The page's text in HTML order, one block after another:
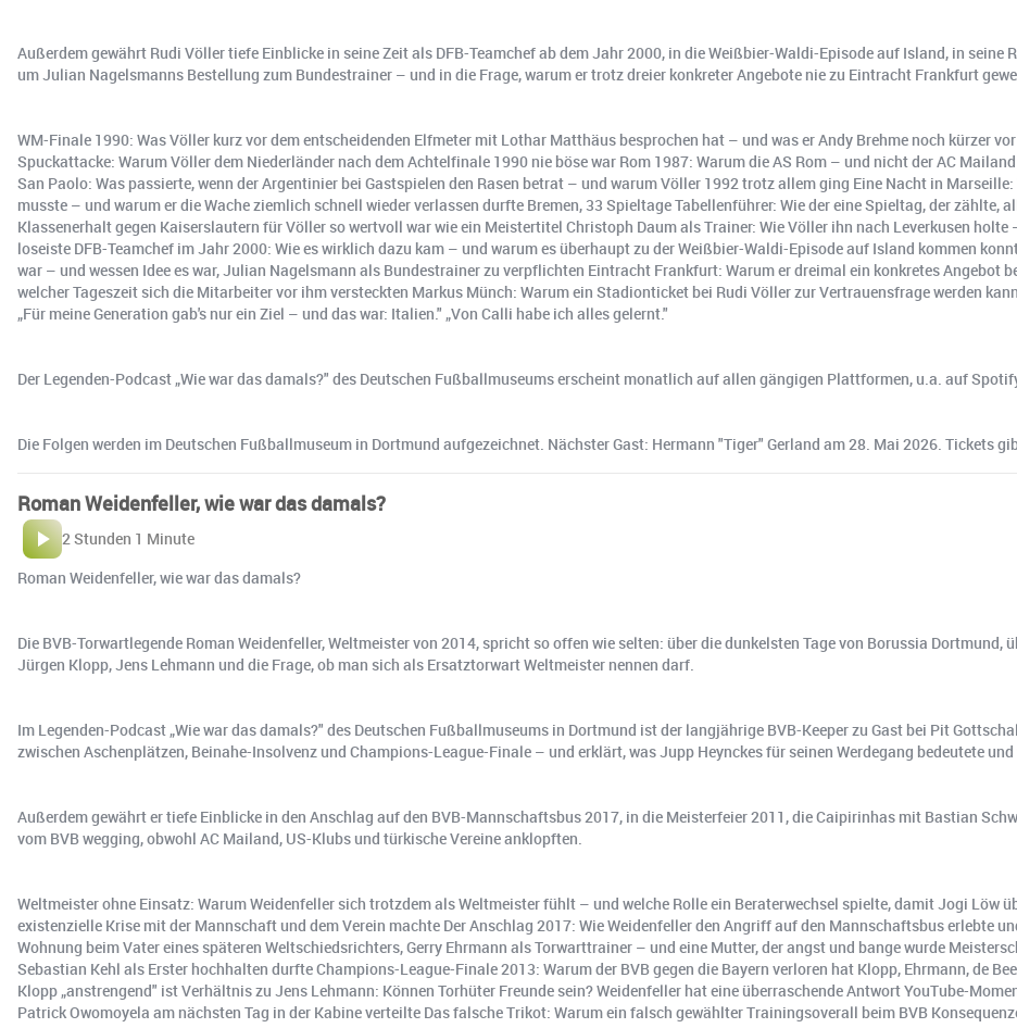
Außerdem gewährt Rudi Völler tiefe Einblicke in seine Zeit als DFB-Teamchef ab dem Jahr 2000, in die Weißbier-Waldi-Episode auf Island, in
um Julian Nagelsmanns Bestellung zum Bundestrainer – und in die Frage, warum er trotz dreier konkreter Angebote nie zu Eintracht Frankfurt
WM-Finale 1990: Was Völler kurz vor dem entscheidenden Elfmeter mit Lothar Matthäus besprochen hat – und was er Andy Brehme noch kürzer
Spuckattacke: Warum Völler dem Niederländer nach dem Achtelfinale 1990 nie böse war Rom 1987: Warum die AS Rom – und nicht der AC
San Paolo: Was passierte, wenn der Argentinier bei Gastspielen den Rasen betrat – und warum Völler 1992 trotz allem ging Eine Nacht in
musste – und warum er die Wache ziemlich schnell wieder verlassen durfte Bremen, 33 Spieltage Tabellenführer: Wie der eine Spieltag, der zählte,
Klassenerhalt gegen Kaiserslautern für Völler so wertvoll war wie ein Meistertitel Christoph Daum als Trainer: Wie Völler ihn nach Leverkusen
loseiste DFB-Teamchef im Jahr 2000: Wie es wirklich dazu kam – und warum es überhaupt zu der Weißbier-Waldi-Episode auf Island kommen
war – und wessen Idee es war, Julian Nagelsmann als Bundestrainer zu verpflichten Eintracht Frankfurt: Warum er dreimal ein konkretes Angebot
welcher Tageszeit sich die Mitarbeiter vor ihm versteckten Markus Münch: Warum ein Stadionticket bei Rudi Völler zur Vertrauensfrage werden
„Für meine Generation gab's nur ein Ziel – und das war: Italien." „Von Calli habe ich alles gelernt."
Der Legenden-Podcast „Wie war das damals?" des Deutschen Fußballmuseums erscheint monatlich auf allen gängigen Plattformen, u.a. auf
Die Folgen werden im ⁠Deutschen Fußballmuseum in Dortmund⁠ aufgezeichnet. Nächster Gast: Hermann "Tiger" Gerland am 28. Mai 2026. Tickets
Roman Weidenfeller, wie war das damals?
2 Stunden 1 Minute
Roman Weidenfeller, wie war das damals?
Die BVB-Torwartlegende Roman Weidenfeller, Weltmeister von 2014, spricht so offen wie selten: über die dunkelsten Tage von Borussia
Jürgen Klopp, Jens Lehmann und die Frage, ob man sich als Ersatztorwart Weltmeister nennen darf.
Im Legenden-Podcast „Wie war das damals?" des Deutschen Fußballmuseums in Dortmund ist der langjährige BVB-Keeper zu Gast bei Pit
zwischen Aschenplätzen, Beinahe-Insolvenz und Champions-League-Finale – und erklärt, was Jupp Heynckes für seinen Werdegang bedeutete
Außerdem gewährt er tiefe Einblicke in den Anschlag auf den BVB-Mannschaftsbus 2017, in die Meisterfeier 2011, die Caipirinhas mit Bastian
vom BVB wegging, obwohl AC Mailand, US-Klubs und türkische Vereine anklopften.
Weltmeister ohne Einsatz: Warum Weidenfeller sich trotzdem als Weltmeister fühlt – und welche Rolle ein Beraterwechsel spielte, damit Jogi Löw
existenzielle Krise mit der Mannschaft und dem Verein machte Der Anschlag 2017: Wie Weidenfeller den Angriff auf den Mannschaftsbus erlebte
Wohnung beim Vater eines späteren Weltschiedsrichters, Gerry Ehrmann als Torwarttrainer – und eine Mutter, der angst und bange wurde
Sebastian Kehl als Erster hochhalten durfte Champions-League-Finale 2013: Warum der BVB gegen die Bayern verloren hat Klopp, Ehrmann, de
Klopp „anstrengend" ist Verhältnis zu Jens Lehmann: Können Torhüter Freunde sein? Weidenfeller hat eine überraschende Antwort YouTube-
Patrick Owomoyela am nächsten Tag in der Kabine verteilte Das falsche Trikot: Warum ein falsch gewählter Trainingsoverall beim BVB